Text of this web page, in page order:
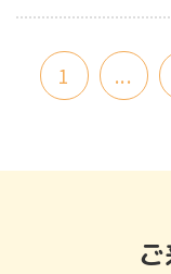
1 ...